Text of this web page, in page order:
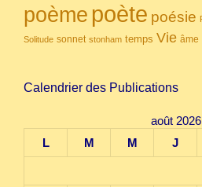
poème poète poésie
Solitude sonnet stonham temps Vie âme
Calendrier des Publications
août 2026
L
M M J